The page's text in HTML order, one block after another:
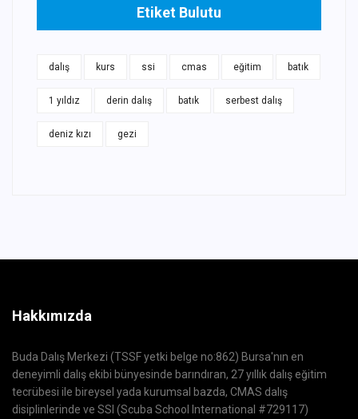
Etiket Bulutu
dalış kurs ssi cmas eğitim batık
1 yıldız derin dalış batık serbest dalış
deniz kızı gezi
Hakkımızda
Buda Dalış Merkezi (TSSF yetki belge no:862) Bursa'nın en
deneyimli dalış ekibi bünyesinde barındıran, 27 yıllık dalış eğitim
tecrübesi ile bireysel yada kurumsal bazda, CMAS dalış
disiplinlerinde ve SSI (Scuba School International #729117)